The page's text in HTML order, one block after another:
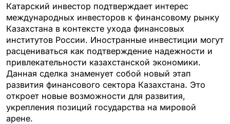
Катарский инвестор подтверждает интерес
международных инвесторов к финансовому рынку
Казахстана в контексте ухода финансовых
институтов России. Иностранные инвестиции могут
расцениваться как подтверждение надежности и
привлекательности казахстанской экономики.
Данная сделка знаменует собой новый этап
развития финансового сектора Казахстана. Это
откроет новые возможности для развития,
укрепления позиций государства на мировой
арене.